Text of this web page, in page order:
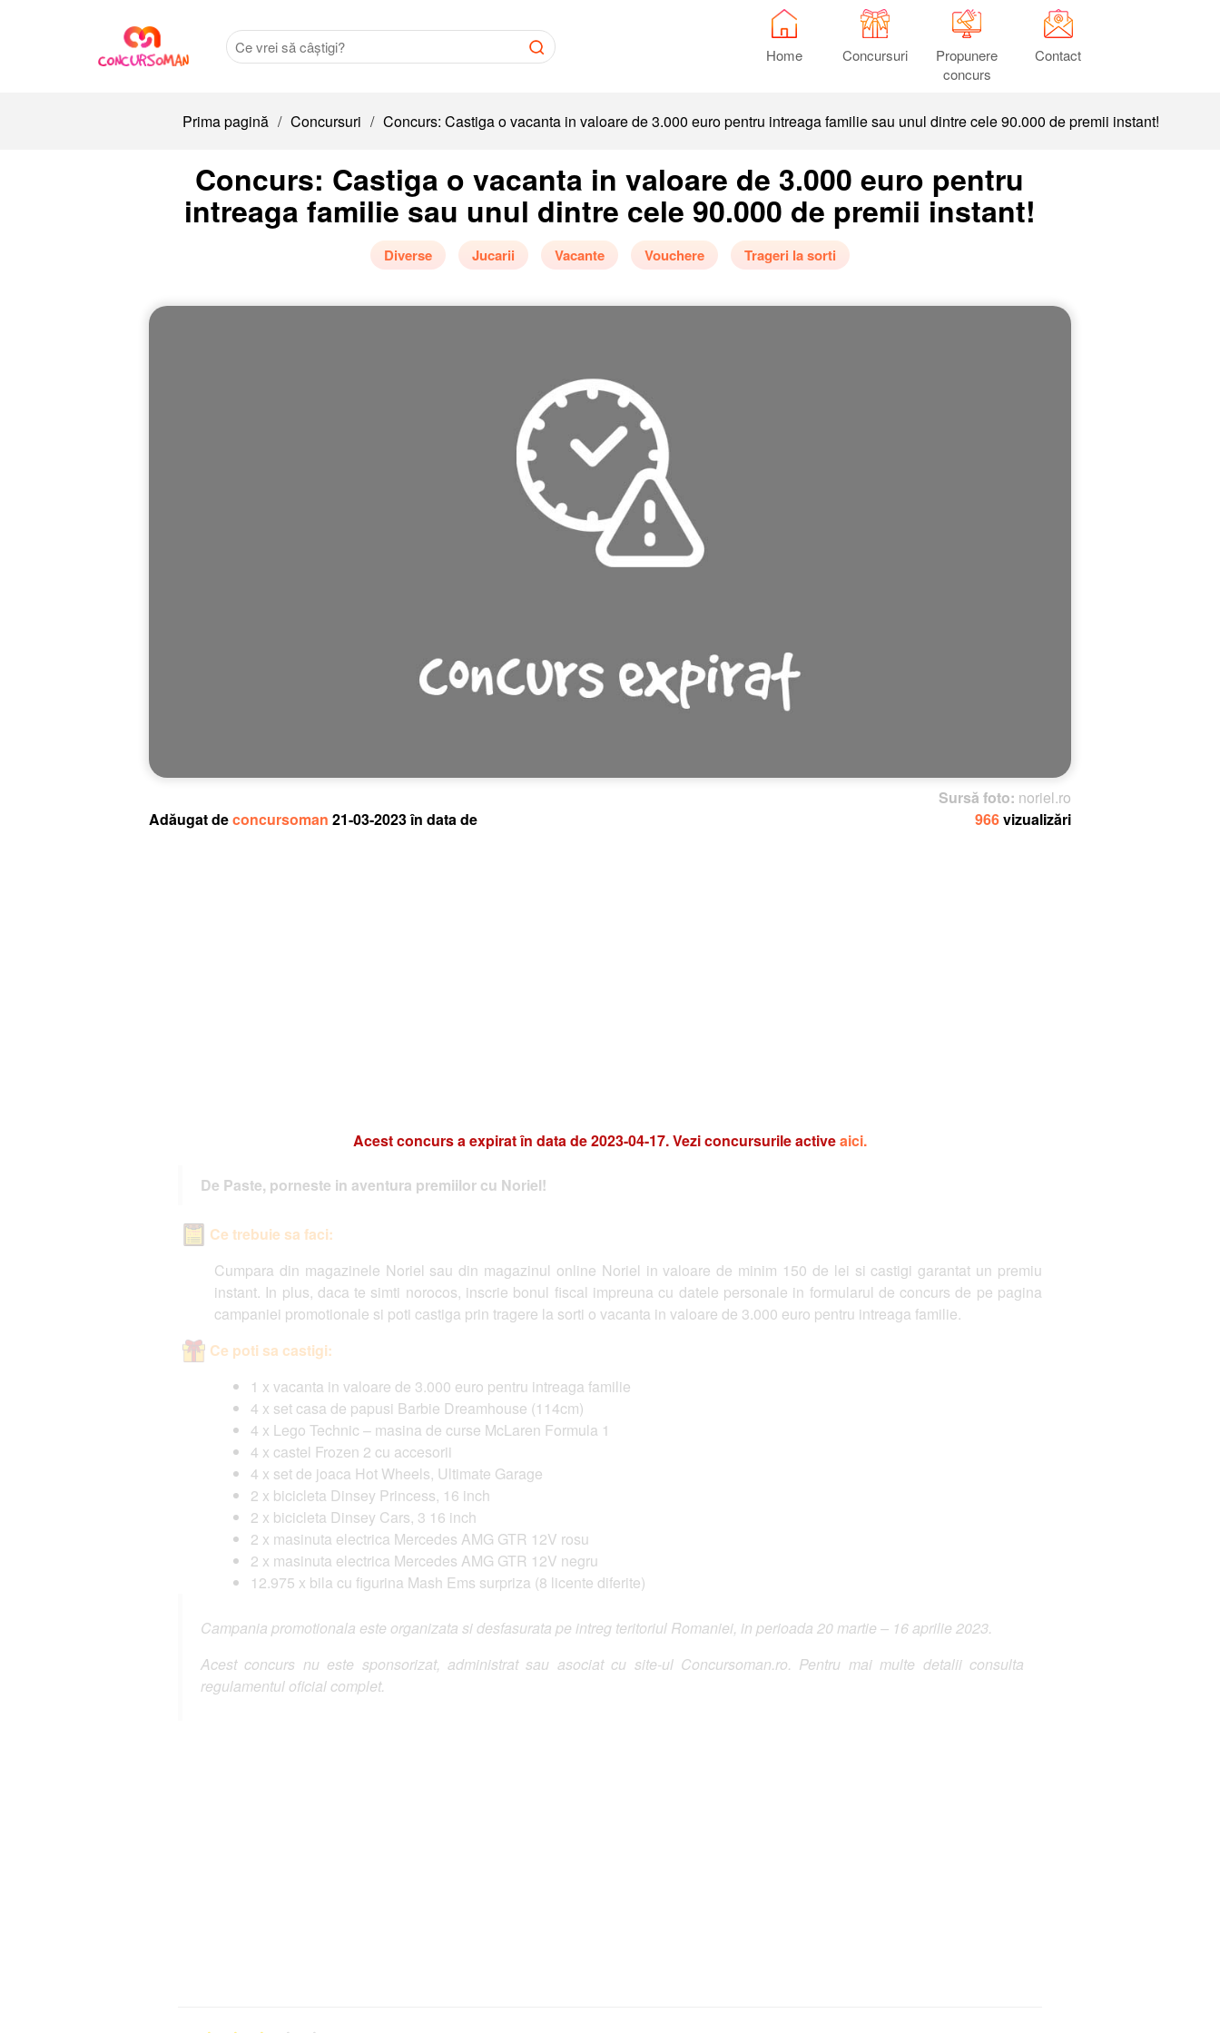
Home Concursuri
Propunere
concurs
Contact
Prima pagină / Concursuri / Concurs: Castiga o vacanta in valoare de 3.000 euro pentru intreaga familie sau unul dintre cele 90.000 de premii instant!
Concurs: Castiga o vacanta in valoare de 3.000 euro pentru
intreaga familie sau unul dintre cele 90.000 de premii instant!
Diverse Jucarii Vacante Vouchere Trageri la sorti
Sursă foto: noriel.ro
Adăugat deconcursoman 21-03-2023 în data de 966vizualizări
Acest concurs a expirat în data de 2023-04-17. Vezi concursurile activeaici.
De Paste, porneste in aventura premiilor cu Noriel!
Ce trebuie sa faci:
Cumpara din magazinele Noriel sau din magazinul online Noriel in valoare de minim 150 de lei si castigi garantat un premiu
instant. In plus, daca te simti norocos, inscrie bonul fiscal impreuna cu datele personale in formularul de concurs de pe pagina
campaniei promotionale si poti castiga prin tragere la sorti o vacanta in valoare de 3.000 euro pentru intreaga familie.
Ce poti sa castigi:
1 x vacanta in valoare de 3.000 euro pentru intreaga familie
4 x set casa de papusi Barbie Dreamhouse (114cm)
4 x Lego Technic – masina de curse McLaren Formula 1
4 x castel Frozen 2 cu accesorii
4 x set de joaca Hot Wheels, Ultimate Garage
2 x bicicleta Dinsey Princess, 16 inch
2 x bicicleta Dinsey Cars, 3 16 inch
2 x masinuta electrica Mercedes AMG GTR 12V rosu
2 x masinuta electrica Mercedes AMG GTR 12V negru
12.975 x bila cu figurina Mash Ems surpriza (8 licente diferite)
Campania promotionala este organizata si desfasurata pe intreg teritoriul Romaniei, in perioada 20 martie – 16 aprilie 2023.
Acest concurs nu este sponsorizat, administrat sau asociat cu site-ul Concursoman.ro. Pentru mai multe detalii consulta
regulamentul oficial complet.